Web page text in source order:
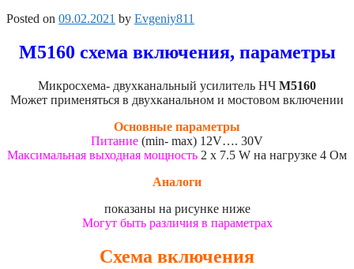
Posted on 09.02.2021 by Evgeniy811
M5160 схема включения, параметры
Микросхема- двухканальный усилитель НЧ M5160
Может применяться в двухканальном и мостовом включении
Основные параметры
Питание (min- max) 12V…. 30V
Максимальная выходная мощность 2 x 7.5 W на нагрузке 4 Ом
Аналоги
показаны на рисунке ниже
Могут быть различия в параметрах
Схема включения